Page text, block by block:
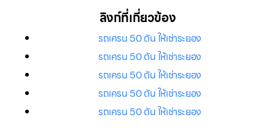
ลิงก์ที่เกี่ยวข้อง
รถเครน 50 ตัน ให้เช่าระยอง
รถเครน 50 ตัน ให้เช่าระยอง
รถเครน 50 ตัน ให้เช่าระยอง
รถเครน 50 ตัน ให้เช่าระยอง
รถเครน 50 ตัน ให้เช่าระยอง